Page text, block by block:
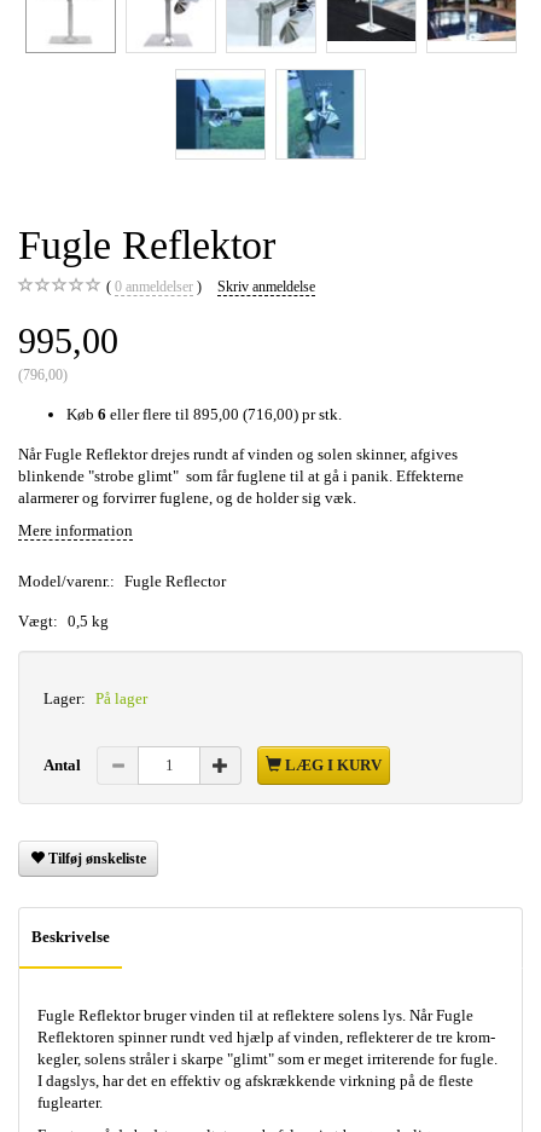
Fugle Reflektor
0 anmeldelser Skriv anmeldelse
995,00
(796,00)
Køb 6 eller flere til 895,00 (716,00) pr stk.
Når Fugle Reflektor drejes rundt af vinden og solen skinner, afgives
blinkende "strobe glimt" som får fuglene til at gå i panik. Effekterne
alarmerer og forvirrer fuglene, og de holder sig væk.
Mere information
Model/varenr.: Fugle Reflector
Vægt: 0,5 kg
Lager: På lager
Antal LÆG I KURV
Tilføj ønskeliste
Beskrivelse
Fugle Reflektor bruger vinden til at reflektere solens lys. Når Fugle
Reflektoren spinner rundt ved hjælp af vinden, reflekterer de tre krom-
kegler, solens stråler i skarpe "glimt" som er meget irriterende for fugle.
I dagslys, har det en effektiv og afskrækkende virkning på de fleste
fuglearter.